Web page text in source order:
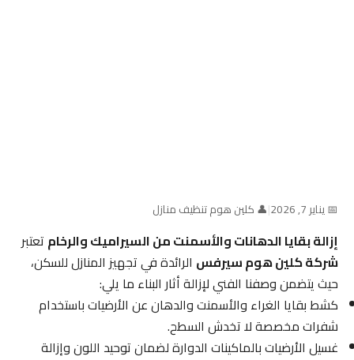
📅 يناير 7, 2026 |👤 كلين هوم تنظيف منازل
إزالة بقايا الدهانات والأسمنت من السيراميك والرخامتعتبر
شركة كلين هوم سيرفسالرائدة في تجهيز المنازل للسكن،
حيث يتضمن وصفنا الفني لإزالة أثار البناء ما يلي:
كشط بقايا الغراء والأسمنت والدهان عن الأرضيات باستخدام
شفرات مخصصة لا تخدش السطح.
غسيل الأرضيات بالماكينات الدوارة لضمان توحيد اللون وإزالة